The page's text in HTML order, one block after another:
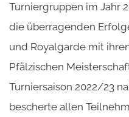
Turniergruppen im Jahr
die überragenden
und Royalgarde mit
Pfälzischen
Turniersaison 2022/23
bescherte allen